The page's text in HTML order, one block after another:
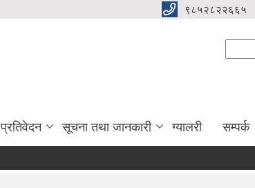
९८५२८२२६६५
प्रतिवेदन सूचना तथा जानकारी ग्यालरी सम्पर्क